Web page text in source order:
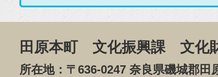
田原本町 文化振興課 文化
所在地：〒636-0247 奈良県磯城郡田